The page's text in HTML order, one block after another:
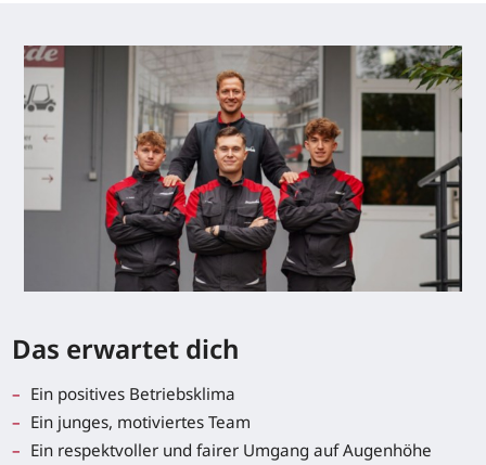
Das erwartet dich
Ein positives Betriebsklima
Ein junges, motiviertes Team
Ein respektvoller und fairer Umgang auf Augenhöhe